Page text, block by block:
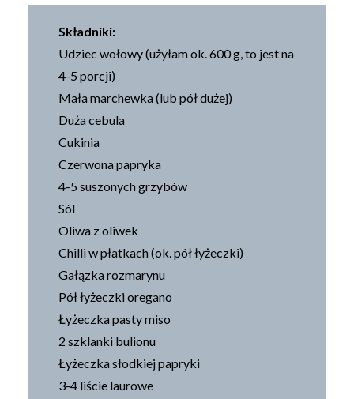
Składniki:
Udziec wołowy (użyłam ok. 600 g, to jest na
4-5 porcji)
Mała marchewka (lub pół dużej)
Duża cebula
Cukinia
Czerwona papryka
4-5 suszonych grzybów
Sól
Oliwa z oliwek
Chilli w płatkach (ok. pół łyżeczki)
Gałązka rozmarynu
Pół łyżeczki oregano
Łyżeczka pasty miso
2 szklanki bulionu
Łyżeczka słodkiej papryki
3-4 liście laurowe